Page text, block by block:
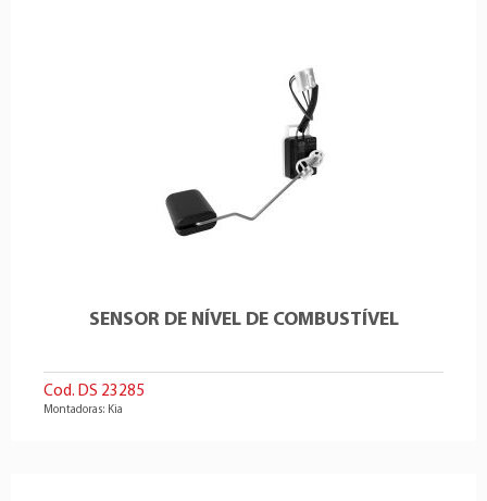
SENSOR DE NÍVEL DE COMBUSTÍVEL
Cod. DS 23285
Montadoras: Kia